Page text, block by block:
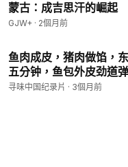
蒙古：成吉思汗的崛起
GJW+ · 2個月前
鱼肉成皮，猪肉做馅，
五分钟，鱼包外皮劲道
交相辉映，回味悠长#
寻味中国纪录片 · 3個月前